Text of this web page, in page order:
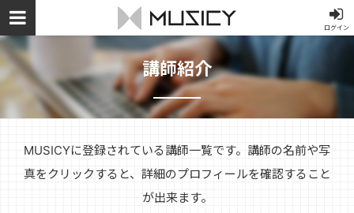
ログイン
講師紹介
MUSICYに登録されている講師一覧です。講師の名前や写
真をクリックすると、詳細のプロフィールを確認すること
が出来ます。